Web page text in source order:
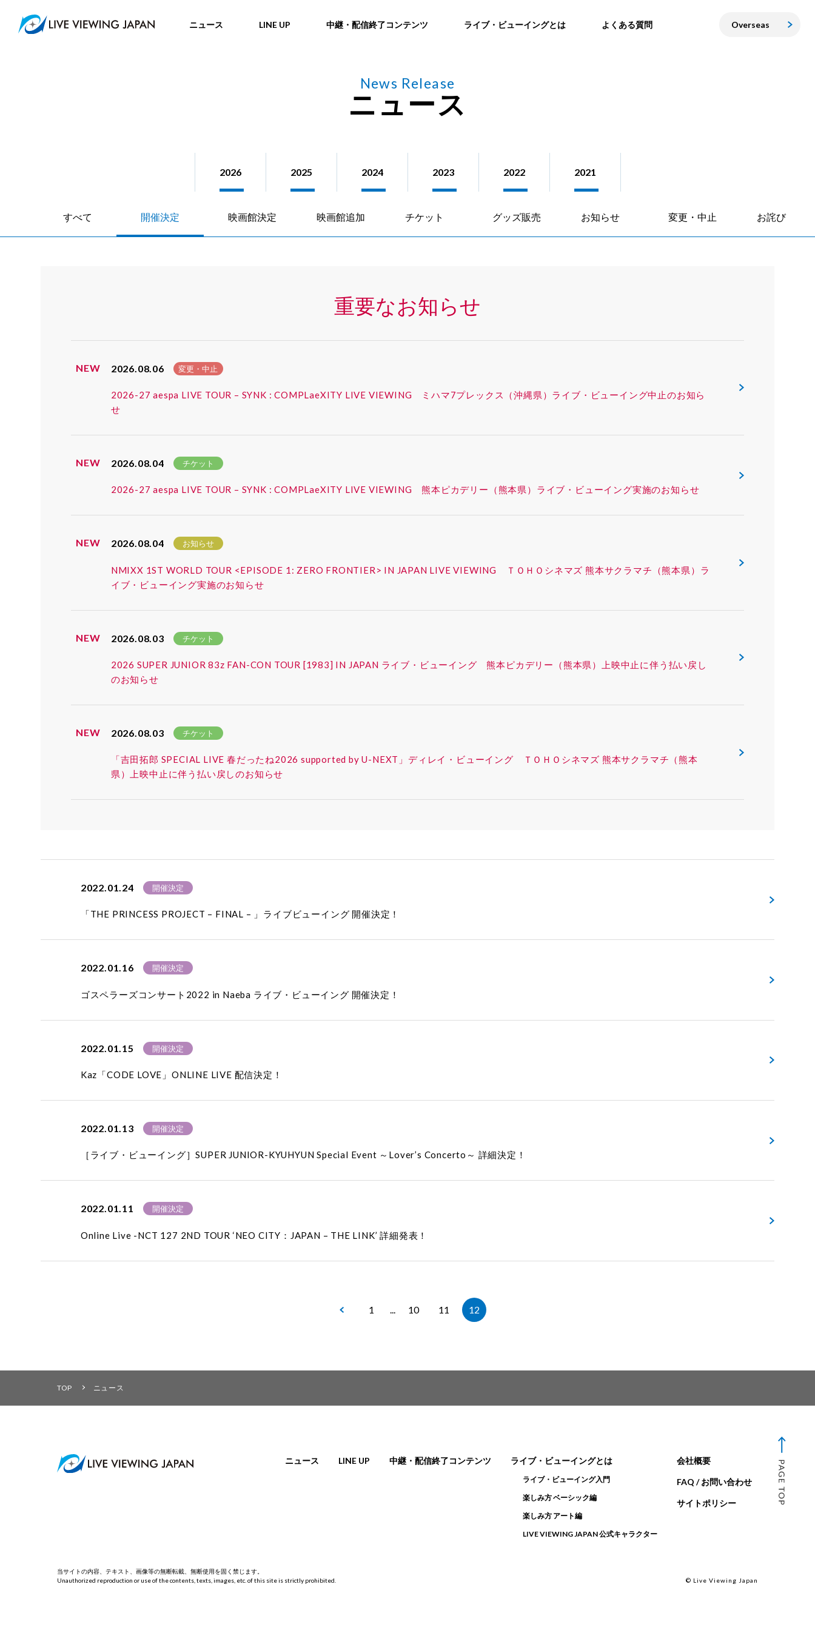
ニュース LINE UP 中継・配信終了コンテンツ ライブ・ビューイングとは よくある質問 Overseas
News Release
ニュース
2026 2025 2024 2023 2022 2021
すべて 開催決定 映画館決定 映画館追加 チケット グッズ販売 お知らせ 変更・中止 お詫び
重要なお知らせ
NEW 2026.08.06 変更・中止
2026-27 aespa LIVE TOUR – SYNK : COMPLaeXITY LIVE VIEWING ミハマ7プレックス（沖縄県）ライブ・ビューイング中止のお知ら
せ
NEW 2026.08.04 チケット
2026-27 aespa LIVE TOUR – SYNK : COMPLaeXITY LIVE VIEWING 熊本ピカデリー（熊本県）ライブ・ビューイング実施のお知らせ
NEW 2026.08.04 お知らせ
NMIXX 1ST WORLD TOUR <EPISODE 1: ZERO FRONTIER> IN JAPAN LIVE VIEWING ＴＯＨＯシネマズ 熊本サクラマチ（熊本県）ラ
イブ・ビューイング実施のお知らせ
NEW 2026.08.03 チケット
2026 SUPER JUNIOR 83z FAN-CON TOUR [1983] IN JAPAN ライブ・ビューイング 熊本ピカデリー（熊本県）上映中止に伴う払い戻し
のお知らせ
NEW 2026.08.03 チケット
「吉田拓郎 SPECIAL LIVE 春だったね2026 supported by U-NEXT」ディレイ・ビューイング ＴＯＨＯシネマズ 熊本サクラマチ（熊本
県）上映中止に伴う払い戻しのお知らせ
2022.01.24 開催決定
「THE PRINCESS PROJECT – FINAL – 」ライブビューイング 開催決定！
2022.01.16 開催決定
ゴスペラーズコンサート2022 in Naeba ライブ・ビューイング 開催決定！
2022.01.15 開催決定
Kaz「CODE LOVE」ONLINE LIVE 配信決定！
2022.01.13 開催決定
［ライブ・ビューイング］SUPER JUNIOR-KYUHYUN Special Event ～Lover’s Concerto～ 詳細決定！
2022.01.11 開催決定
Online Live -NCT 127 2ND TOUR ‘NEO CITY：JAPAN – THE LINK’ 詳細発表！
1 10 11 12
TOP ニュース
ニュース LINE UP 中継・配信終了コンテンツ ライブ・ビューイングとは
ライブ・ビューイング入門
楽しみ方 ベーシック編
楽しみ方 アート編
LIVE VIEWING JAPAN 公式キャラクター
会社概要
FAQ / お問い合わせ
サイトポリシー
当サイトの内容、テキスト、画像等の無断転載、無断使用を固く禁じます。
Unauthorized reproduction or use of the contents, texts, images, etc. of this site is strictly prohibited.
© Live Viewing Japan